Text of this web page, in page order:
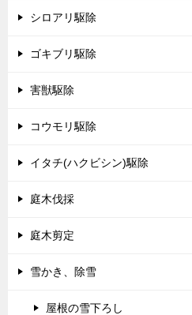
シロアリ駆除
ゴキブリ駆除
害獣駆除
コウモリ駆除
イタチ(ハクビシン)駆除
庭木伐採
庭木剪定
雪かき、除雪
屋根の雪下ろし